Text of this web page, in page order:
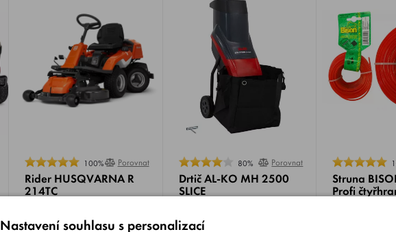
100% Porovnat
Rider HUSQVARNA R
214TC
, motor Husqvarna HV
80% Porovnat
Drtič AL-KO MH 2500
SLICE
KO MH 2500 SLICE , nožový
Struna
Profi
Nastavení souhlasu s personalizací